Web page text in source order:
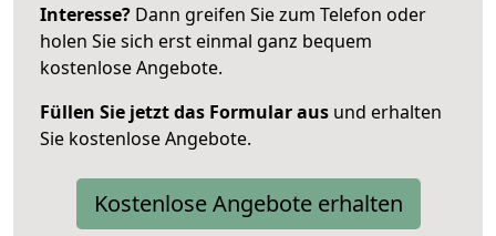
Interesse? Dann greifen Sie zum Telefon oder
holen Sie sich erst einmal ganz bequem
kostenlose Angebote.
Füllen Sie jetzt das Formular aus und erhalten
Sie kostenlose Angebote.
Kostenlose Angebote erhalten